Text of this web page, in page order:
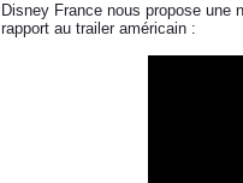
Disney France nous propose une
rapport au trailer américain :